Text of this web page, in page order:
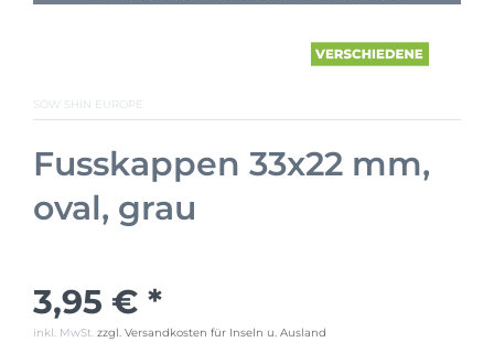
SOW SHIN EUROPE
Fusskappen 33x22 mm,
oval, grau
3,95 € *
inkl. MwSt. zzgl. Versandkosten für Inseln u. Ausland